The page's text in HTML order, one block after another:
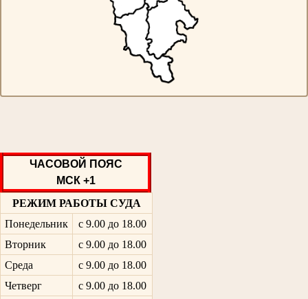
ЧАСОВОЙ ПОЯС
МСК +1
РЕЖИМ РАБОТЫ СУДА
Понедельник
с 9.00 до 18.00
Вторник
с 9.00 до 18.00
Среда
с 9.00 до 18.00
Четверг
с 9.00 до 18.00